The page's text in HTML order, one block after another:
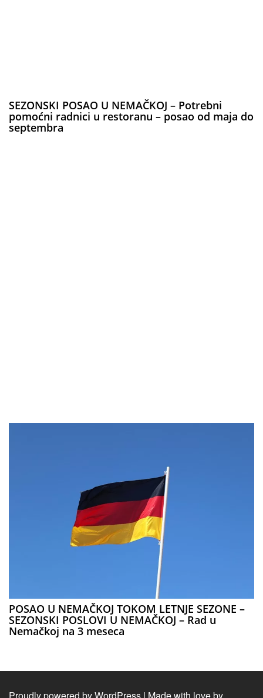
SEZONSKI POSAO U NEMAČKOJ – Potrebni
pomoćni radnici u restoranu – posao od maja do
septembra
POSAO U NEMAČKOJ TOKOM LETNJE SEZONE –
SEZONSKI POSLOVI U NEMAČKOJ – Rad u
Nemačkoj na 3 meseca